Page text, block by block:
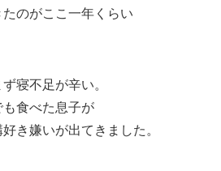
のがここ一年くらい
寝不足が辛い。
食べた息子が
き嫌いが出てきました。